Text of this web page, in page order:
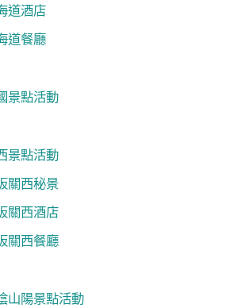
道酒店
道餐廳
景點活動
景點活動
關西秘景
關西酒店
關西餐廳
山陽景點活動